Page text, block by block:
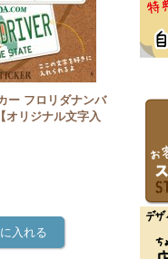
ー フロリダナンバ
オリジナル文字入